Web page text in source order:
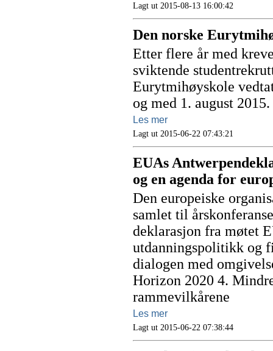
Lagt ut 2015-08-13 16:00:42
Den norske
Etter flere år med
sviktende
Eurytmihøyskole
og med 1. august 2015.
Les mer
Lagt ut 2015-06-22 07:43:21
EUAs
og en agenda for
Den europeiske
samlet til
deklarasjon fra møtet
utdanningspolitikk og
dialogen med
Horizon 2020 4.
rammevilkårene
Les mer
Lagt ut 2015-06-22 07:38:44